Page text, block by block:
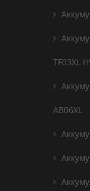
TF03XL
AB06XL